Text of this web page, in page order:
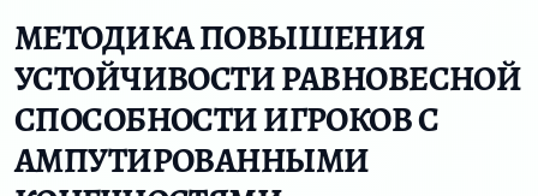
МЕТОДИКА ПОВЫШЕНИЯ
УСТОЙЧИВОСТИ РАВНОВЕСНОЙ
СПОСОБНОСТИ ИГРОКОВ С
АМПУТИРОВАННЫМИ